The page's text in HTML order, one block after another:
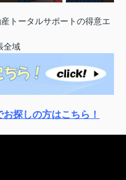
トータルサポートの得意エ
全域
探しの方はこちら！